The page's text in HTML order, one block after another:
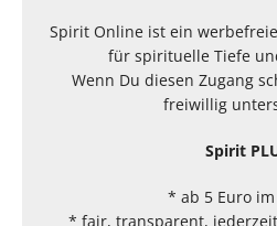
Spirit Online ist ein
für spirituelle Tiefe
Wenn Du diesen Zugang
freiwillig
Spirit
* ab 5 Euro
* fair, transparent,